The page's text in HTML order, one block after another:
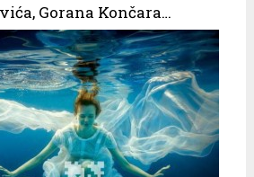
Gorana Končara…